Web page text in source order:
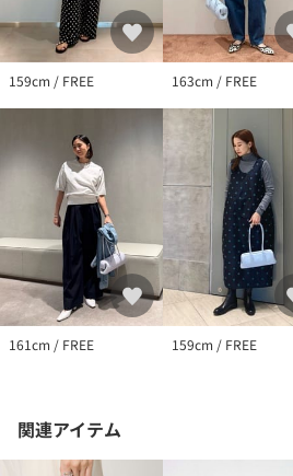
159cm / FREE 163cm / FREE
161cm / FREE 159cm / FREE
関連アイテム